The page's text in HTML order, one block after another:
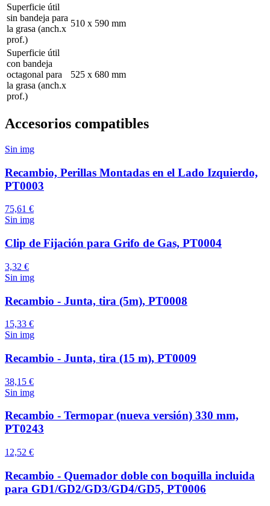
Superficie útil
sin bandeja para
la grasa (anch.x
prof.)
510 x 590 mm
Superficie útil
con bandeja
octagonal para
la grasa (anch.x
prof.)
525 x 680 mm
Accesorios compatibles
Sin img
Recambio, Perillas Montadas en el Lado Izquierdo,
PT0003
75,61 €
Sin img
Clip de Fijación para Grifo de Gas, PT0004
3,32 €
Sin img
Recambio - Junta, tira (5m), PT0008
15,33 €
Sin img
Recambio - Junta, tira (15 m), PT0009
38,15 €
Sin img
Recambio - Termopar (nueva versión) 330 mm,
PT0243
12,52 €
Recambio - Quemador doble con boquilla incluida
para GD1/GD2/GD3/GD4/GD5, PT0006